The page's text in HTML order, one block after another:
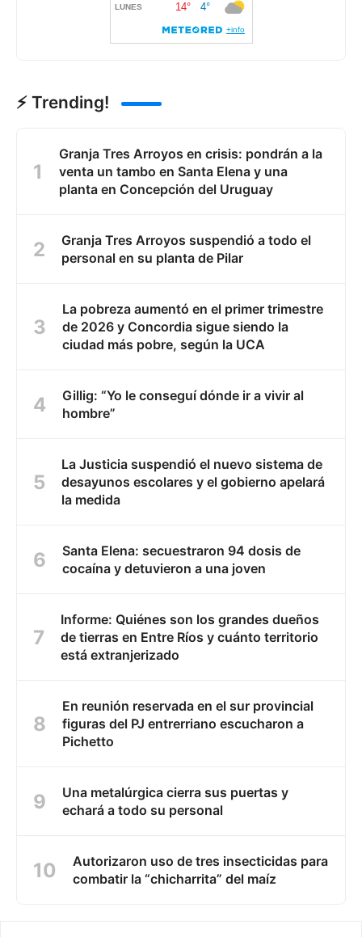
⚡ Trending!
Granja Tres Arroyos en crisis: pondrán a la
venta un tambo en Santa Elena y una
planta en Concepción del Uruguay
Granja Tres Arroyos suspendió a todo el
personal en su planta de Pilar
La pobreza aumentó en el primer trimestre
de 2026 y Concordia sigue siendo la
ciudad más pobre, según la UCA
Gillig: “Yo le conseguí dónde ir a vivir al
hombre”
La Justicia suspendió el nuevo sistema de
desayunos escolares y el gobierno apelará
la medida
Santa Elena: secuestraron 94 dosis de
cocaína y detuvieron a una joven
Informe: Quiénes son los grandes dueños
de tierras en Entre Ríos y cuánto territorio
está extranjerizado
En reunión reservada en el sur provincial
figuras del PJ entrerriano escucharon a
Pichetto
Una metalúrgica cierra sus puertas y
echará a todo su personal
Autorizaron uso de tres insecticidas para
combatir la “chicharrita” del maíz